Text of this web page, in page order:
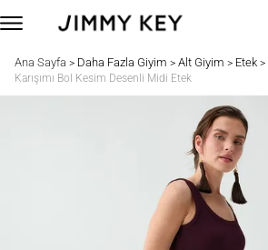
Ana Sayfa > Daha Fazla Giyim > Alt Giyim > Etek>
Karışımı Bol Kesim Desenli Midi Etek